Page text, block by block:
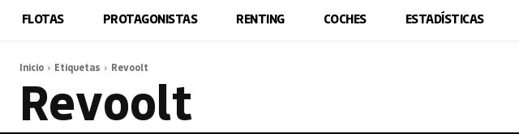
FLOTAS PROTAGONISTAS RENTING COCHES ESTADÍSTICAS
Inicio Etiquetas Revoolt
Revoolt